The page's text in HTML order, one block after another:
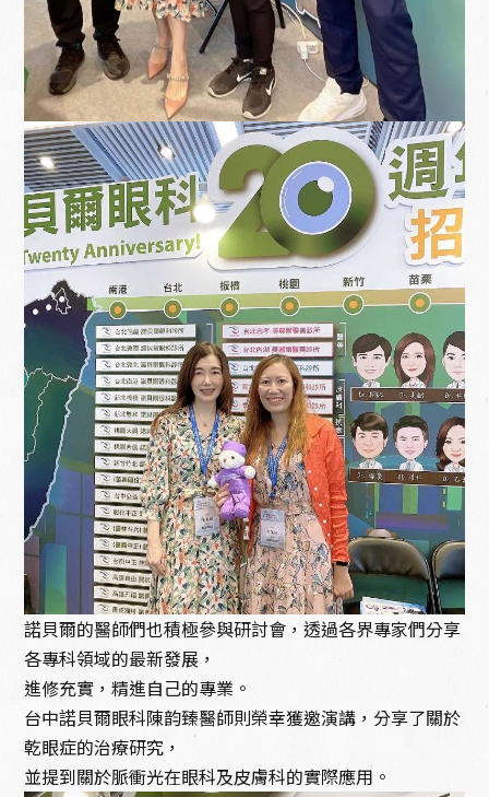
諾貝爾的醫師們也積極參與研討會，透過各界專家們分享
各專科領域的最新發展，
進修充實，精進自己的專業。
台中諾貝爾眼科陳韵臻醫師則榮幸獲邀演講，分享了關於
乾眼症的治療研究，
並提到關於脈衝光在眼科及皮膚科的實際應用。